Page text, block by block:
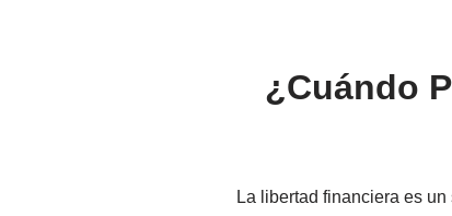
¿Cuándo
La libertad financiera es